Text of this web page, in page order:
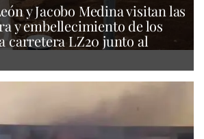
y Jacobo Medina visitan las
y embellecimiento de los
carretera LZ20 junto al